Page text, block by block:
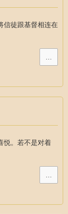
信徒跟基督相连在
…
悦。若不是对着
…